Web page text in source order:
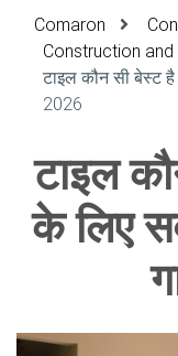
Comaron
Construction
टाइल कौन सी बेस्ट
2026
टाइल
के लिए